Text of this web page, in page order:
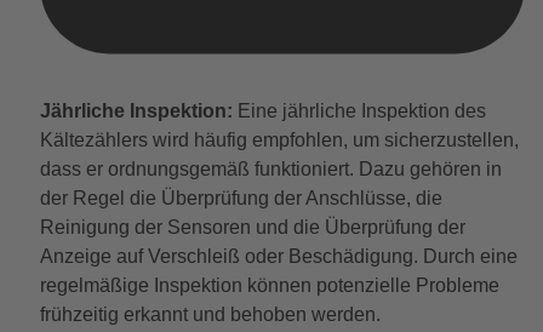
Jährliche Inspektion: Eine jährliche Inspektion des
Kältezählers wird häufig empfohlen, um sicherzustellen,
dass er ordnungsgemäß funktioniert. Dazu gehören in
der Regel die Überprüfung der Anschlüsse, die
Reinigung der Sensoren und die Überprüfung der
Anzeige auf Verschleiß oder Beschädigung. Durch eine
regelmäßige Inspektion können potenzielle Probleme
frühzeitig erkannt und behoben werden.